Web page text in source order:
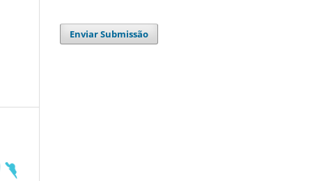
Enviar Submissão